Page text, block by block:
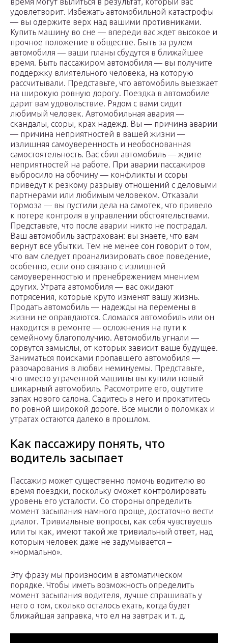
удовлетворит. Избежать автомобильной катастрофы
— вы одержите верх над вашими противниками.
Купить машину во сне — впереди вас ждет высокое и
прочное положение в обществе. Быть за рулем
автомобиля — ваши планы сбудутся в ближайшее
время. Быть пассажиром автомобиля — вы получите
поддержку влиятельного человека, на которую
рассчитывали. Представьте, что автомобиль выезжает
на широкую ровную дорогу. Поездка в автомобиле
дарит вам удовольствие. Рядом с вами сидит
любимый человек. Автомобильная авария —
скандалы, ссоры, крах надежд. Вы — причина аварии
— причина неприятностей в вашей жизни —
излишняя самоуверенность и необоснованная
самостоятельность. Вас сбил автомобиль — ждите
неприятностей на работе. При аварии пассажиров
выбросило на обочину — конфликты и ссоры
приведут к резкому разрыву отношений с деловыми
партнерами или любимым человеком. Отказали
тормоза — вы пустили дела на самотек, что привело
к потере контроля в управлении обстоятельствами.
Представьте, что после аварии никто не пострадал.
Ваш автомобиль застрахован: вы знаете, что вам
вернут все убытки. Тем не менее сон говорит о том,
что вам следует проанализировать свое поведение,
особенно, если оно связано с излишней
самоуверенностью и пренебрежением мнением
других. Утрата автомобиля — вас ожидают
потрясения, которые круто изменят вашу жизнь.
Продать автомобиль — надежды на перемены в
жизни не оправдаются. Сломался автомобиль или он
находится в ремонте — осложнения на пути к
семейному благополучию. Автомобиль угнали —
сорвутся замыслы, от которых зависит ваше будущее.
Заниматься поисками пропавшего автомобиля —
разочарования в любви неминуемы. Представьте,
что вместо утраченной машины вы купили новый
шикарный автомобиль. Рассмотрите его, ощутите
запах нового салона. Садитесь в него и прокатитесь
по ровной широкой дороге. Все мысли о поломках и
утратах остаются далеко в прошлом.
Как пассажиру понять, что
водитель засыпает
Пассажир может существенно помочь водителю во
время поездки, поскольку сможет контролировать
уровень его усталости. Со стороны определить
момент засыпания намного проще, достаточно вести
диалог. Тривиальные вопросы, как себя чувствуешь
или ты как, имеют такой же тривиальный ответ, над
которым человек даже не задумывается –
«нормально».
Эту фразу мы произносим в автоматическом
порядке. Чтобы иметь возможность определить
момент засыпания водителя, лучше спрашивать у
него о том, сколько осталось ехать, когда будет
ближайшая заправка, что ел на завтрак и т. д.